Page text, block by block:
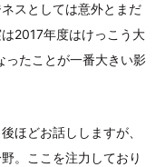
スとしては意外とまだ
2017年度はけっこう大
ったことが一番大きい影
ほどお話ししますが、
。ここを注力しており